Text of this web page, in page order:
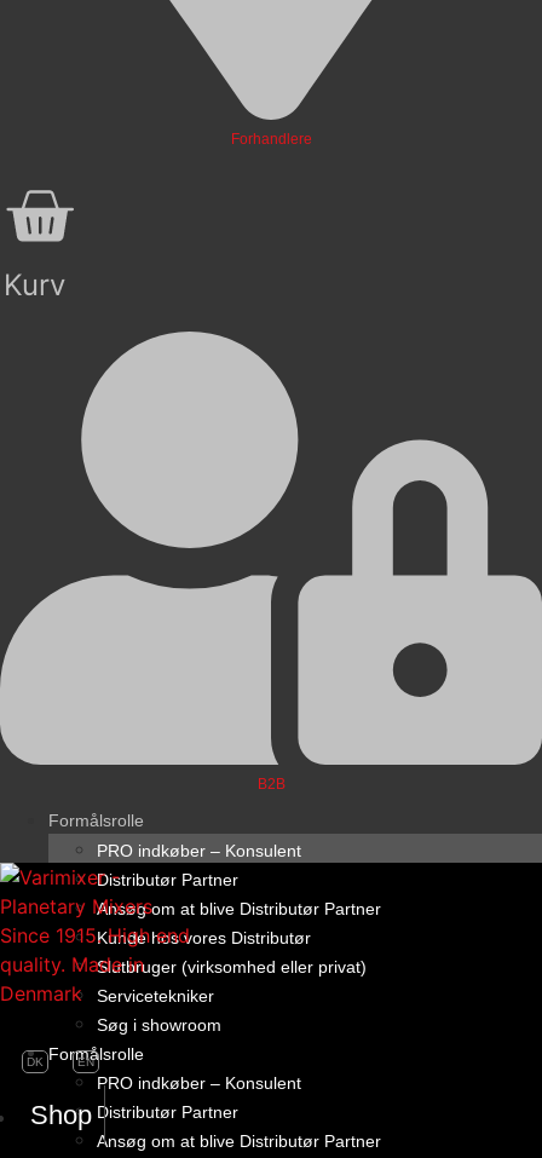
Forhandlere
Kurv
B2B
Formålsrolle
PRO indkøber – Konsulent
Distributør Partner
Ansøg om at blive Distributør Partner
Kunde hos vores Distributør
Slutbruger (virksomhed eller privat)
Servicetekniker
Søg i showroom
Formålsrolle
PRO indkøber – Konsulent
Distributør Partner
Ansøg om at blive Distributør Partner
DK EN
Shop